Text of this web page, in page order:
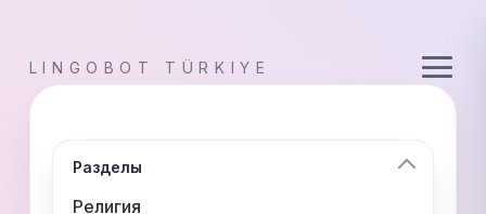
LINGOBOT TÜRKIYE
Разделы
Религия